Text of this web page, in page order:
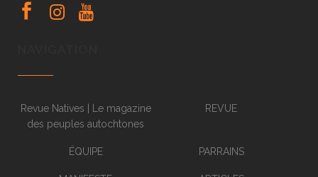
Revue Natives | Le magazine
des peuples autochtones
REVUE
ÉQUIPE PARRAINS